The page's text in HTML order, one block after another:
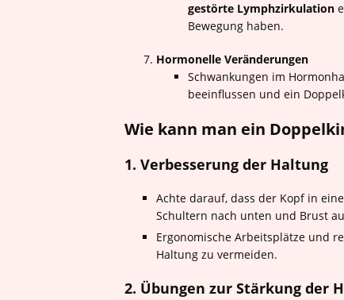
gestörte Lymphzirkulation
Bewegung haben.
Hormonelle Veränderungen
Schwankungen im
beeinflussen und ein
Wie kann man ein
1. Verbesserung der Haltung
Achte darauf, dass der Kopf in
Schultern nach unten und Brust
Ergonomische Arbeitsplätze und
Haltung zu vermeiden.
2. Übungen zur Stärkung der